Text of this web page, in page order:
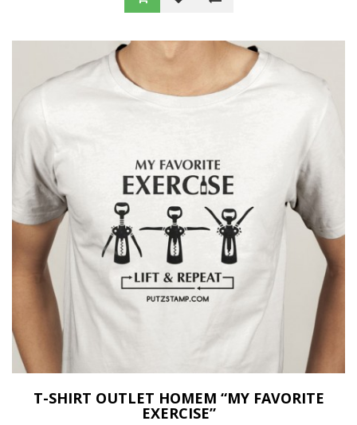
T-SHIRT OUTLET HOMEM “MY FAVORITE
EXERCISE”